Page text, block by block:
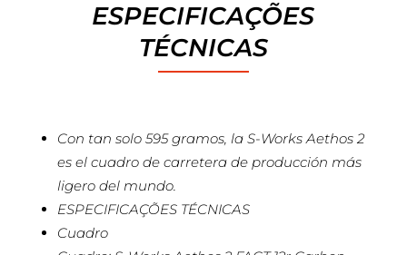
ESPECIFICAÇÕES
TÉCNICAS
Con tan solo 595 gramos, la S-Works Aethos 2
es el cuadro de carretera de producción más
ligero del mundo.
ESPECIFICAÇÕES TÉCNICAS
Cuadro